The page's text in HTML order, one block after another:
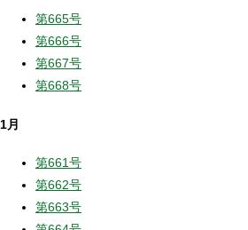
第665号
第666号
第667号
第668号
1月
第661号
第662号
第663号